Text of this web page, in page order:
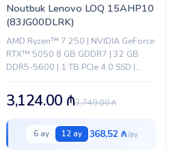
Noutbuk Lenovo LOQ 15AHP10
(83JG00DLRK)
AMD Ryzen™ 7 250 | NVIDIA GeForce
RTX™ 5050 8 GB GDDR7 | 32 GB
DDR5-5600 | 1 TB PCIe 4.0 SSD |
3,749.00₼
3,124.00 ₼
6 ay 12 ay 368,52 ₼